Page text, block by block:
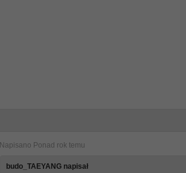
Napisano Ponad rok temu
budo_TAEYANG napisał